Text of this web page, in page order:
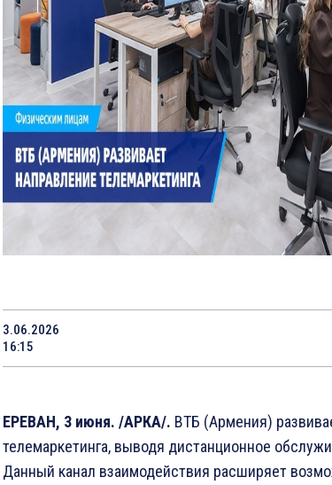
3.06.2026
16:15
ЕРЕВАН, 3 июня. /АРКА/. ВТБ (Армения)
телемаркетинга, выводя дистанционное
Данный канал взаимодействия расширяет